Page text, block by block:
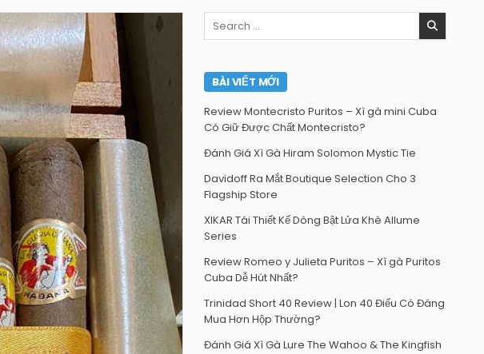
Search
for:
BÀI VIẾT MỚI
Review Montecristo Puritos – Xì gà mini Cuba
Có Giữ Được Chất Montecristo?
Đánh Giá Xì Gà Hiram Solomon Mystic Tie
Davidoff Ra Mắt Boutique Selection Cho 3
Flagship Store
XIKAR Tái Thiết Kế Dòng Bật Lửa Khè Allume
Series
Review Romeo y Julieta Puritos – Xì gà Puritos
Cuba Dễ Hút Nhất?
Trinidad Short 40 Review | Lon 40 Điếu Có Đáng
Mua Hơn Hộp Thường?
Đánh Giá Xì Gà Lure The Wahoo & The Kingfish